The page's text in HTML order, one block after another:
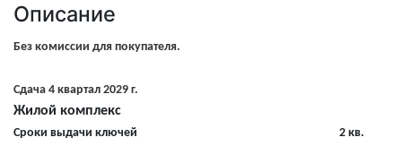
Описание
Без комиссии для покупателя.
Сдача 4 квартал 2029 г.
Жилой комплекс
Сроки выдачи ключей 2 кв.